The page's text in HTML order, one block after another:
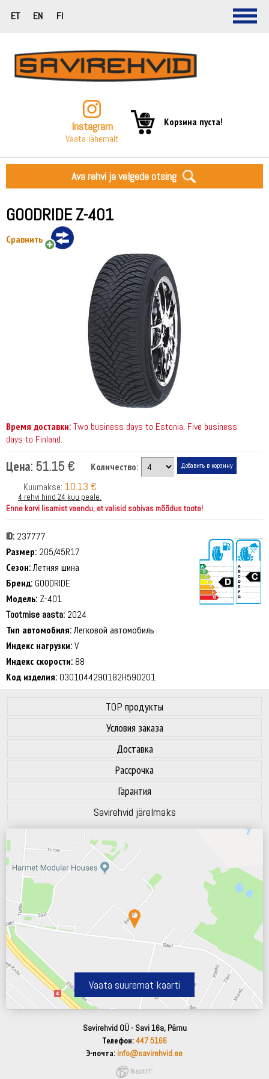
ET EN FI
Instagram
Vaata lähemalt
Корзина пуста!
Ava rehvi ja velgede otsing
GOODRIDE Z-401
Сравнить
Время доставки:Two business days to Estonia. Five business
days to Finland.
Цена: 51.15 €
Количество:
Kuumakse: 10.13 €
4 rehvi hind 24 kuu peale.
Enne korvi lisamist veendu, et valisid sobivas mõõdus toote!
ID: 237777
Размер: 205/45R17
Сезон:Летняя шина
Бренд: GOODRIDE
Модель: Z-401
Tootmise aasta: 2024
Тип автомобиля:Легковой автомобиль
Индекс нагрузки:V
Индекс скорости: 88
Код изделия: 0301044290182H590201
TOP продукты
Условия заказа
Доставка
Рассрочка
Гарантия
Savirehvid järelmaks
Vaata suuremat kaarti
Savirehvid OÜ - Savi 16a, Pärnu
Телефон:447 5166
Э-почта: info@savirehvid.ee